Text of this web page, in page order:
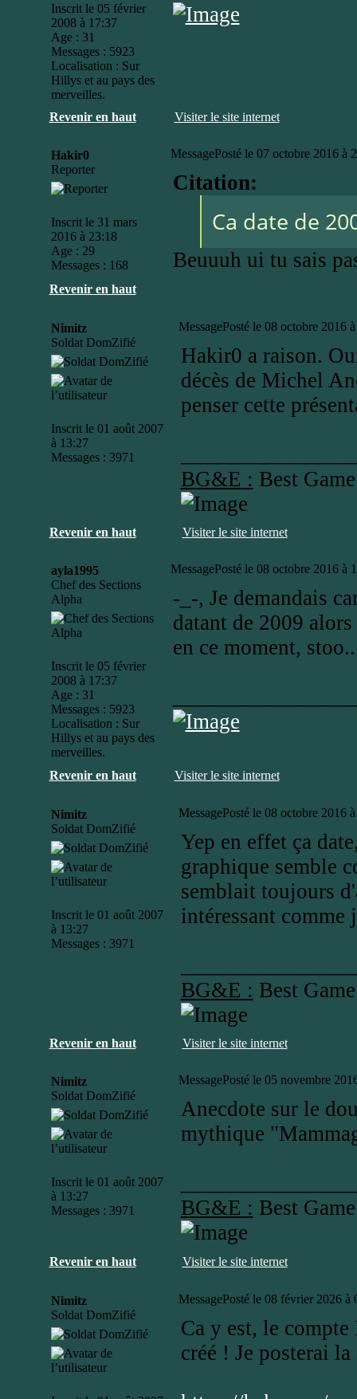
Inscrit le 05 février
2008 à 17:37
Age : 31
Messages : 5923
Localisation : Sur
Hillys et au pays des
merveilles.
Revenir en haut Visiter le site internet
Hakir0
Reporter
Inscrit le 31 mars
2016 à 23:18
Age : 29
Messages : 168
MessagePosté le 07 octobre 2016 à
Citation:
Ca date de
Beuuuh ui tu sais
Revenir en haut
Nimitz
Soldat DomZifié
Inscrit le 01 août 2007
à 13:27
Messages : 3971
MessagePosté le 08 octobre 2016
Hakir0 a raison.
décès de Michel
penser cette
BG&E : Best
Revenir en haut Visiter le site internet
ayla1995
Chef des Sections
Alpha
Inscrit le 05 février
2008 à 17:37
Age : 31
Messages : 5923
Localisation : Sur
Hillys et au pays des
merveilles.
MessagePosté le 08 octobre 2016 à
-_-, Je demandais
datant de 2009
en ce moment,
Revenir en haut Visiter le site internet
Nimitz
Soldat DomZifié
Inscrit le 01 août 2007
à 13:27
Messages : 3971
MessagePosté le 08 octobre 2016
Yep en effet ça
graphique semble
semblait toujours
intéressant
BG&E : Best
Revenir en haut Visiter le site internet
Nimitz
Soldat DomZifié
Inscrit le 01 août 2007
à 13:27
Messages : 3971
MessagePosté le 05 novembre
Anecdote sur le
mythique
BG&E : Best
Revenir en haut Visiter le site internet
Nimitz
Soldat DomZifié
MessagePosté le 08 février 2026 à
Ca y est, le
créé ! Je posterai